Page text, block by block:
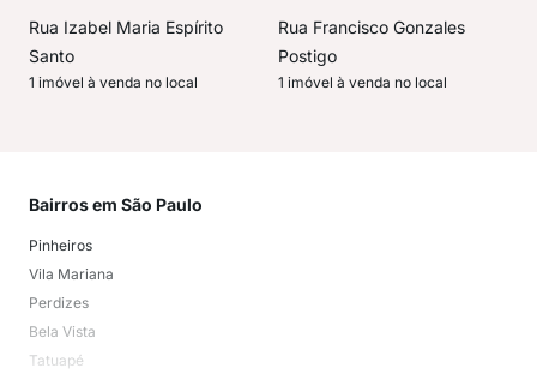
Rua Izabel Maria Espírito
Santo
1 imóvel à venda no local
Rua Francisco Gonzales
Postigo
1 imóvel à venda no local
Bairros em São Paulo
Pinheiros
Vila Mariana
Perdizes
Bela Vista
Tatuapé